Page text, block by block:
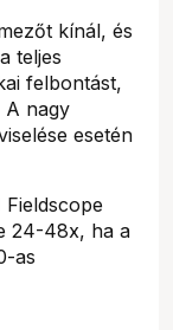
kínál, és
teljes
felbontást,
A nagy
esetén
24-48x, ha a
as